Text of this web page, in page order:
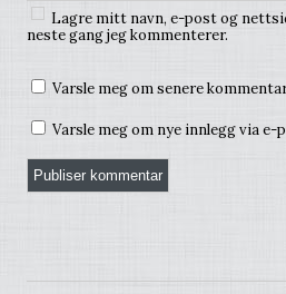
Lagre mitt navn, e-post og
neste gang jeg kommenterer.
Varsle meg om senere
Varsle meg om nye innlegg via e-